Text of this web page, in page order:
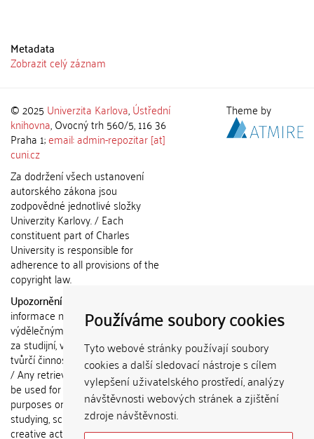
Používáme soubory cookies
Tyto webové stránky používají soubory
cookies a další sledovací nástroje s cílem
vylepšení uživatelského prostředí, analýzy
návštěvnosti webových stránek a zjištění
zdroje návštěvnosti.
Metadata
Zobrazit celý záznam
© 2025 Univerzita Karlova,Ústřední
knihovna, Ovocný trh 560/5, 116 36
Praha 1;email: admin-repozitar [at]
cuni.cz
Za dodržení všech ustanovení
autorského zákona jsou
zodpovědné jednotlivé složky
Univerzity Karlovy. / Each
constituent part of Charles
University is responsible for
adherence to all provisions of the
copyright law.
Upozornění / Notice:
informace nemohou být použity k
výdělečným účelům nebo vydávány
za studijní, vědeckou nebo jinou
tvůrčí činnost jiné osoby než autora.
/ Any retrieved information shall not
be used for any commercial
purposes or claimed as results of
studying, scientific or any other
creative activities of any person
Theme by